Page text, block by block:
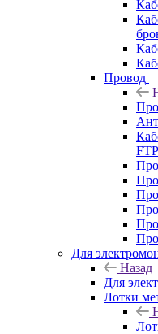
Провод
Для
Назад
Для
Лотки